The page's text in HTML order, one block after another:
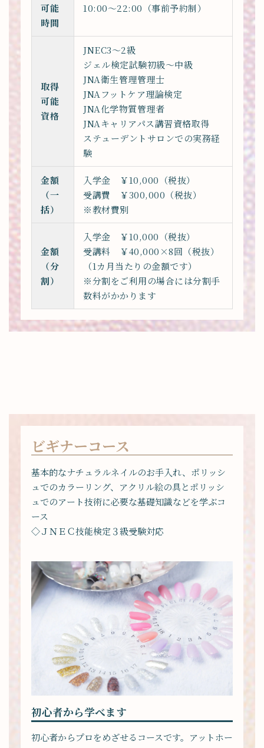
可能
時間
10:00〜22:00（事前予約制）
取得
可能
資格
JNEC3～2級
ジェル検定試験初級～中級
JNA衛生管理管理士
JNAフットケア理論検定
JNA化学物質管理者
JNAキャリアパス講習資格取得
ステューデントサロンでの実務経
験
金額
（一
括）
入学金 ￥10,000（税抜）
受講費 ￥300,000（税抜）
※教材費別
金額
（分
割）
入学金 ￥10,000（税抜）
受講料 ￥40,000×8回（税抜）
（1カ月当たりの金額です）
※分割をご利用の場合には分割手
数料がかかります
ビギナーコース
基本的なナチュラルネイルのお手入れ、ポリッシ
ュでのカラーリング、アクリル絵の具とポリッシ
ュでのアート技術に必要な基礎知識などを学ぶコ
ース
◇ＪＮＥＣ技能検定３級受験対応
初心者から学べます
初心者からプロをめざせるコースです。アットホー